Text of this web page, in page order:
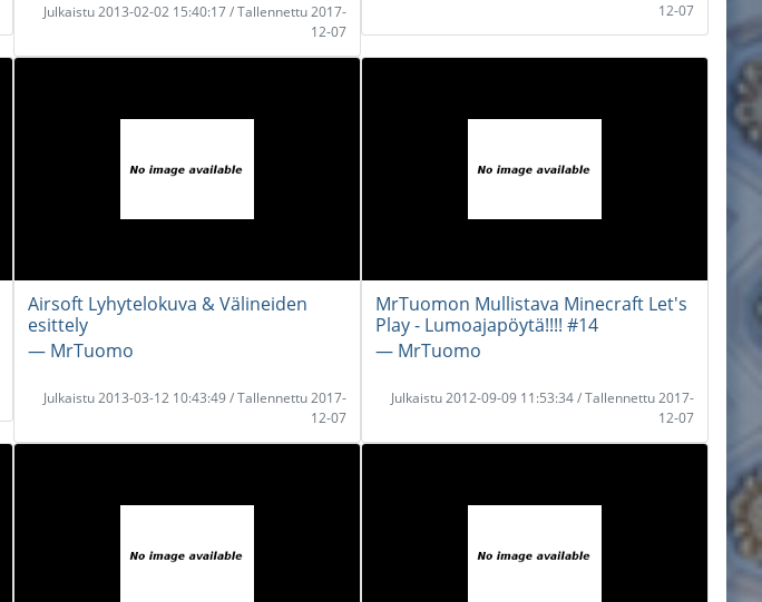
Julkaistu 2013-02-02 15:40:17 / Tallennettu 2017-
12-07
12-07
Airsoft Lyhytelokuva & Välineiden
esittely
― MrTuomo
Julkaistu 2013-03-12 10:43:49 / Tallennettu 2017-
12-07
MrTuomon Mullistava Minecraft Let's
Play - Lumoajapöytä!!!! #14
― MrTuomo
Julkaistu 2012-09-09 11:53:34 / Tallennettu 2017-
12-07